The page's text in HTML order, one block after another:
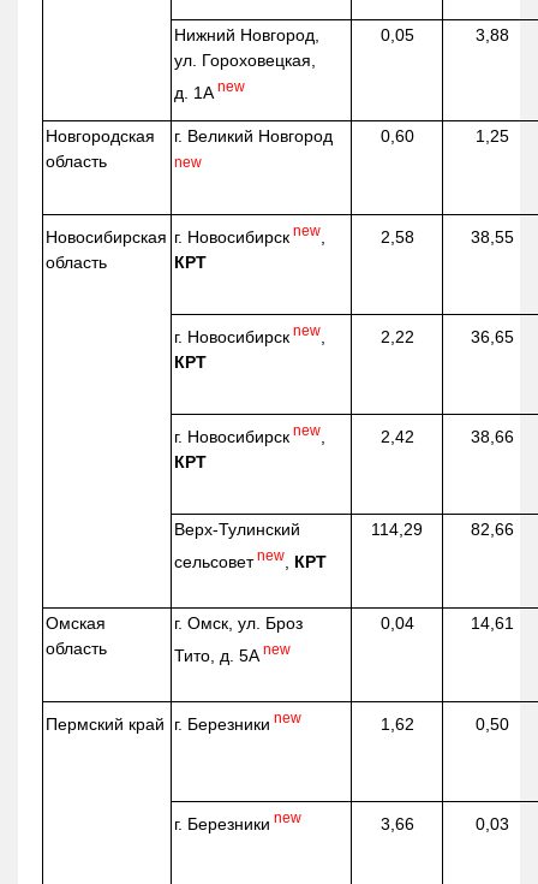
Нижний Новгород,
ул. Гороховецкая,
д. 1А new
0,05 3,88
Новгородская
область
г. Великий Новгород
new
0,60 1,25
Новосибирская
область
г. Новосибирск new
КРТ
2,58 38,55
г. Новосибирск new
КРТ
2,22 36,65
г. Новосибирск new
КРТ
2,42 38,66
Верх-Тулинский
сельсовет new КРТ
114,29 82,66
Омская
область
г. Омск, ул. Броз
Тито, д. 5А new
0,04 14,61
Пермский край г. Березники new 1,62 0,50
г. Березники new 3,66 0,03